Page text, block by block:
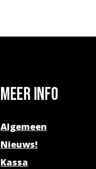
Meer info
Algemeen
Nieuws!
Kassa